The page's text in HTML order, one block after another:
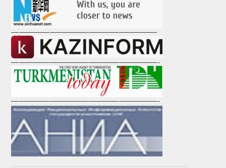
———————————————————
———————————————————-
———————————————————-